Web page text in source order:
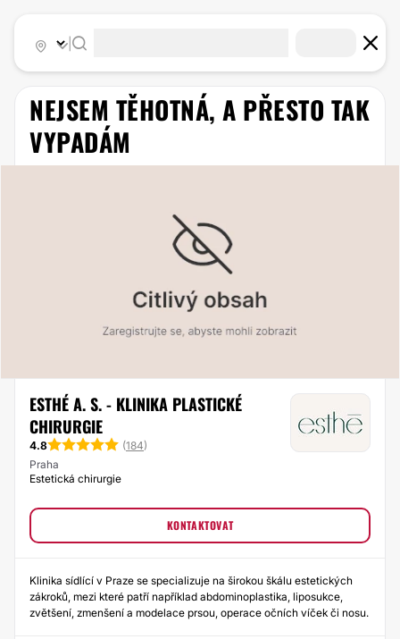
NEJSEM TĚHOTNÁ, A PŘESTO TAK
VYPADÁM
ESTHÉ A. S. - KLINIKA PLASTICKÉ
CHIRURGIE
4.8 (184)
Praha
Estetická chirurgie
KONTAKTOVAT
Klinika sídlící v Praze se specializuje na širokou škálu estetických
zákroků, mezi které patří například abdominoplastika, liposukce,
zvětšení, zmenšení a modelace prsou, operace očních víček či nosu.